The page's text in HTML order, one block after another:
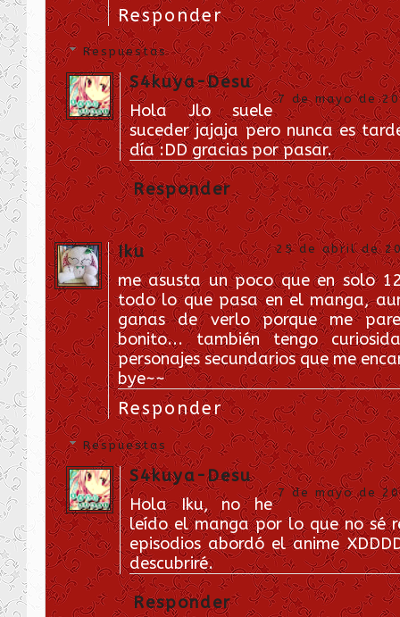
Responder
Respuestas
S4kuya-Desu
7 de mayo de
Hola Jlo suele
suceder jajaja pero nunca es
día :DD gracias por pasar.
Responder
Iku 25 de abril de
me asusta un poco que en solo
todo lo que pasa en el manga,
ganas de verlo porque me
bonito... también tengo
personajes secundarios que me
bye~~
Responder
Respuestas
S4kuya-Desu
7 de mayo de
Hola Iku, no he
leído el manga por lo que no sé
episodios abordó el anime
descubriré.
Responder